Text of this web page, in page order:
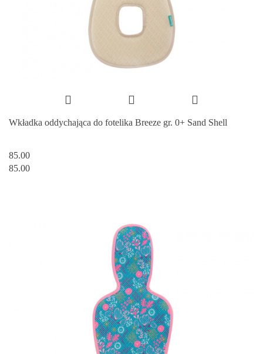
Wkładka oddychająca do fotelika Breeze gr. 0+ Sand Shell
85.00
85.00